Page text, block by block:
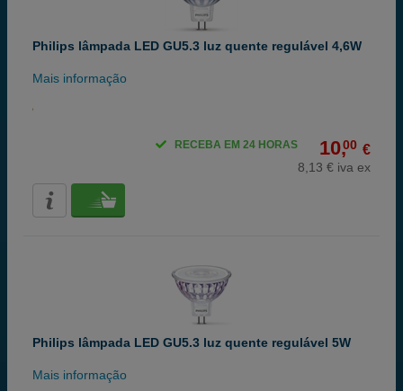
Philips lâmpada LED GU5.3 luz quente regulável 4,6W
Mais informação
10,00 €
8,13 € iva ex
RECEBA EM 24 HORAS
Philips lâmpada LED GU5.3 luz quente regulável 5W
Mais informação